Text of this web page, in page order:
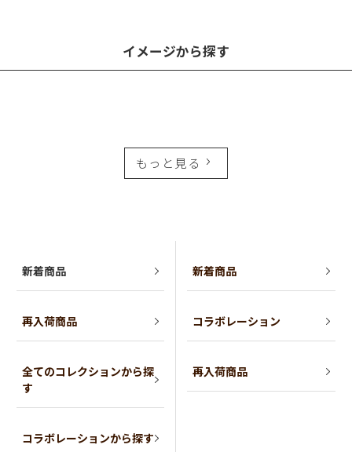
イメージから探す
もっと見る
新着商品
再入荷商品
全てのコレクションから探
す
コラボレーションから探す
新着商品
コラボレーション
再入荷商品